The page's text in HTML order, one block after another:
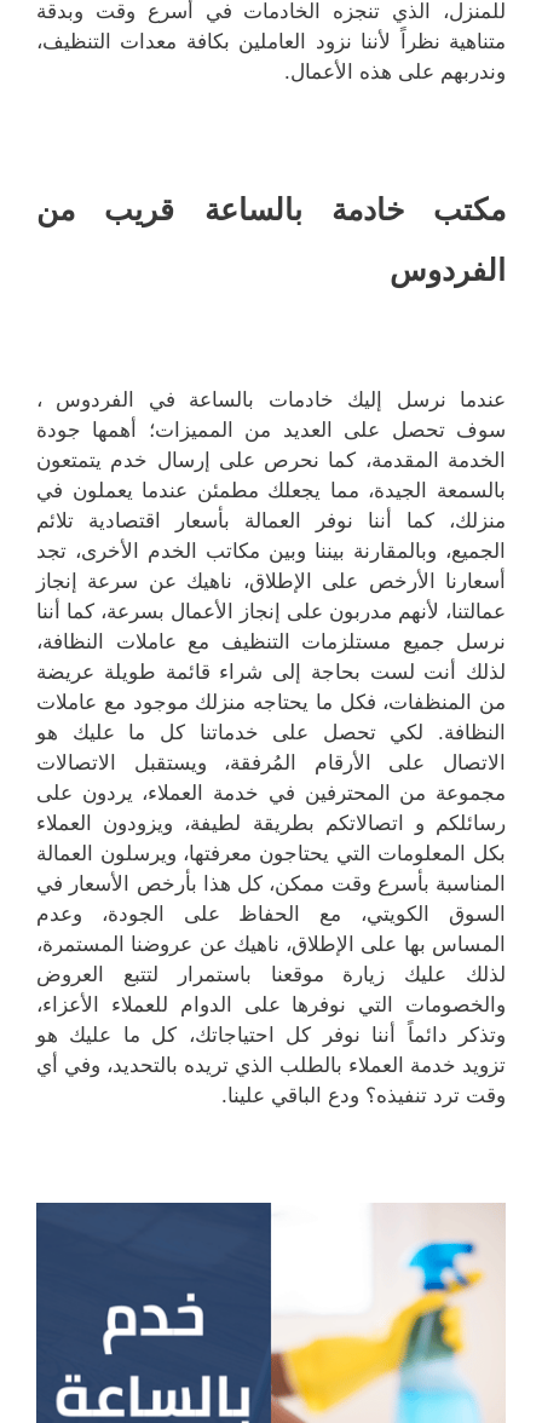
للمنزل، الذي تنجزه الخادمات في أسرع وقت وبدقة
متناهية نظراً لأننا نزود العاملين بكافة معدات التنظيف،
وندربهم على هذه الأعمال.
مكتب خادمة بالساعة قريب من
الفردوس
عندما نرسل إليك خادمات بالساعة في الفردوس ،
سوف تحصل على العديد من المميزات؛ أهمها جودة
الخدمة المقدمة، كما نحرص على إرسال خدم يتمتعون
بالسمعة الجيدة، مما يجعلك مطمئن عندما يعملون في
منزلك، كما أننا نوفر العمالة بأسعار اقتصادية تلائم
الجميع، وبالمقارنة بيننا وبين مكاتب الخدم الأخرى، تجد
أسعارنا الأرخص على الإطلاق، ناهيك عن سرعة إنجاز
عمالتنا، لأنهم مدربون على إنجاز الأعمال بسرعة، كما أننا
نرسل جميع مستلزمات التنظيف مع عاملات النظافة،
لذلك أنت لست بحاجة إلى شراء قائمة طويلة عريضة
من المنظفات، فكل ما يحتاجه منزلك موجود مع عاملات
النظافة. لكي تحصل على خدماتنا كل ما عليك هو
الاتصال على الأرقام المُرفقة، ويستقبل الاتصالات
مجموعة من المحترفين في خدمة العملاء، يردون على
رسائلكم و اتصالاتكم بطريقة لطيفة، ويزودون العملاء
بكل المعلومات التي يحتاجون معرفتها، ويرسلون العمالة
المناسبة بأسرع وقت ممكن، كل هذا بأرخص الأسعار في
السوق الكويتي، مع الحفاظ على الجودة، وعدم
المساس بها على الإطلاق، ناهيك عن عروضنا المستمرة،
لذلك عليك زيارة موقعنا باستمرار لتتبع العروض
والخصومات التي نوفرها على الدوام للعملاء الأعزاء،
وتذكر دائماً أننا نوفر كل احتياجاتك، كل ما عليك هو
تزويد خدمة العملاء بالطلب الذي تريده بالتحديد، وفي أي
وقت ترد تنفيذه؟ ودع الباقي علينا.